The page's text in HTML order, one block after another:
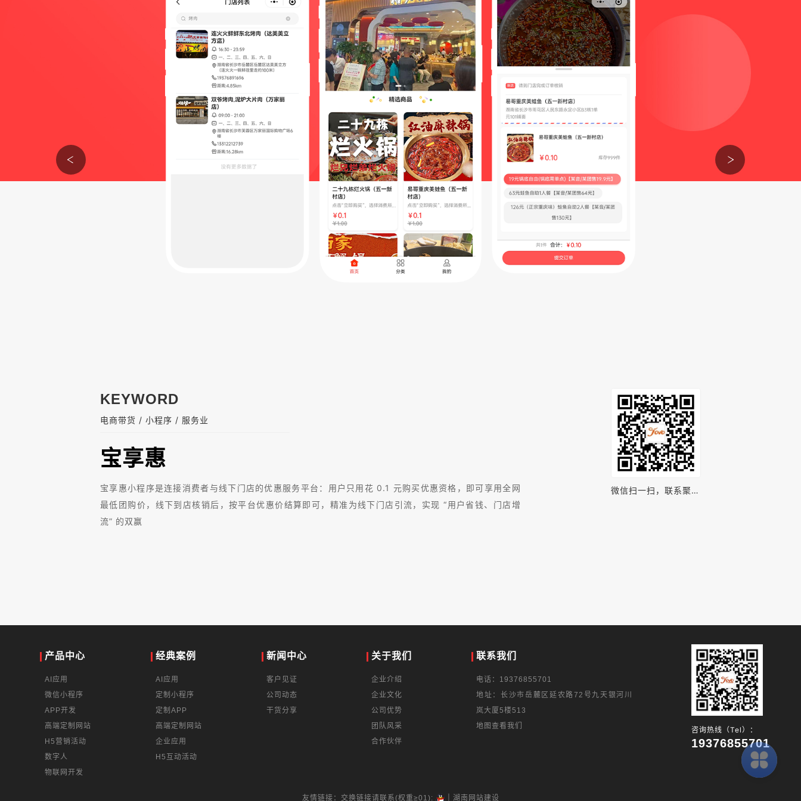
KEYWORD
电商带货 / 小程序 / 服务业
宝享惠
宝享惠小程序是连接消费者与线下门店的优惠服务平台：用户只用花 0.1 元购买优惠资格，即可享用全网
最低团购价，线下到店核销后，按平台优惠价结算即可，精准为线下门店引流，实现 “用户省钱、门店增
流” 的双赢
微信扫一扫，联系聚之
产品中心
AI应用
微信小程序
APP开发
高端定制网站
H5营销活动
数字人
物联网开发
经典案例
AI应用
定制小程序
定制APP
高端定制网站
企业应用
H5互动活动
新闻中心
客户见证
公司动态
干货分享
关于我们
企业介绍
企业文化
公司优势
团队风采
合作伙伴
联系我们
电话：19376855701
地址：长沙市岳麓区延农路72号九天银河川
岚大厦5楼513
地图查看我们
咨询热线（Tel）：
19376855701
友情链接：交换链接请联系(权重≥01): 湖南网站建设